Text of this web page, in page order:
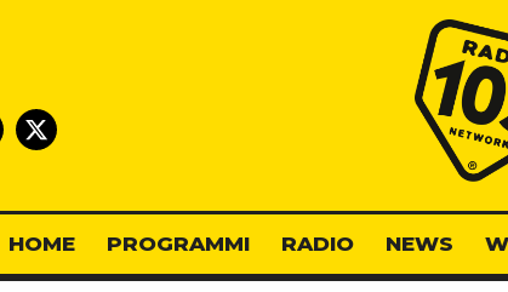
HOME PROGRAMMI RADIO NEWS